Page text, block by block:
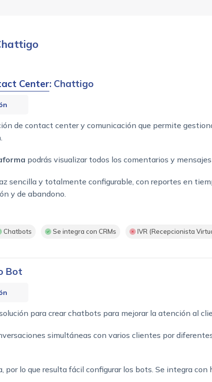
Center: Chattigo
de contact center y comunicación que permite
podrás visualizar todos los comentarios y
sencilla y totalmente configurable, con reportes en
y de abandono.
Chatbots Se integra con CRMs IVR (Recepcionista
Bot
para crear chatbots para mejorar la atención al
simultáneas con varios clientes por
por lo que resulta fácil configurar los bots. Se integra con